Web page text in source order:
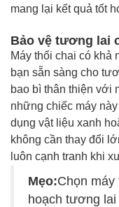
mang lại kết quả tốt
Bảo vệ tương lai
Máy thổi chai có khả
bạn sẵn sàng cho
bao bì thân thiện với
những chiếc máy
dụng vật liệu xanh
không cần thay đổi
luôn cạnh tranh khi
Mẹo:Chọn
hoạch tương